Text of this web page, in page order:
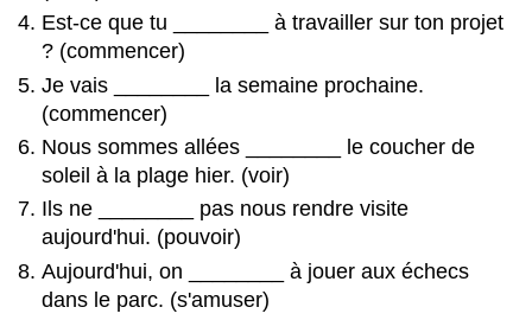
Est-ce que tu
à travailler sur ton projet
? (commencer)
Je vais
la semaine prochaine.
(commencer)
Nous sommes allées
le coucher de
soleil à la plage hier. (voir)
Ils ne
pas nous rendre visite
aujourd'hui. (pouvoir)
Aujourd'hui, on
à jouer aux échecs
dans le parc. (s'amuser)